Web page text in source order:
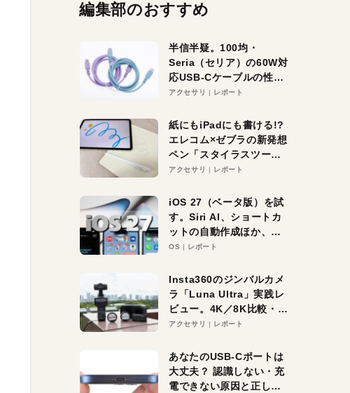
編集部のおすすめ
半信半疑。100均・
Seria（セリア）の60W対
応USB-Cケーブルの性能
を検証。超コスパの1本を
アクセサリ レポート
紙にもiPadにも書ける!?
エレコム×ゼブラの新発想
ペン「スタイラスツーウ
ェイ」レビュー。持ち替
アクセサリ レポート
iOS 27（ベータ版）を試
す。Siri AI、ショートカ
ットの自動作成ほか、期
待大の便利機能5選。
る未来はすぐそこ！
OS レポート
Insta360のジンバルカメ
ラ「Luna Ultra」実践レ
ビュー。4K／8K比較・ズ
ーム・夜間撮影をチェッ
アクセサリ レポート
あなたのUSB-Cポートは
大丈夫？ 認識しない・充
電できない原因と正しい